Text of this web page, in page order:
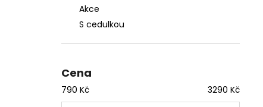
Akce
S cedulkou
Cena
790 Kč 3290 Kč